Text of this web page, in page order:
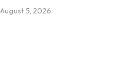
August 5, 2026